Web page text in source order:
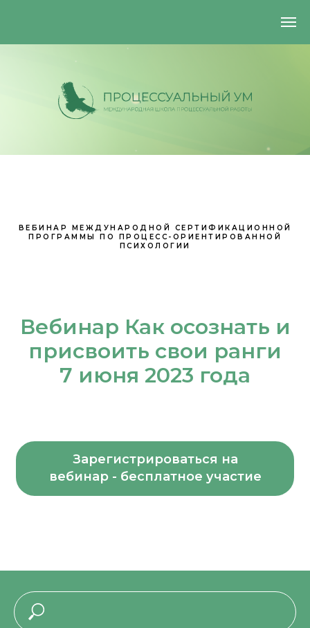
ВЕБИНАР МЕЖДУНАРОДНОЙ СЕРТИФИКАЦИОННОЙ
ПРОГРАММЫ ПО ПРОЦЕСС-ОРИЕНТИРОВАННОЙ
ПСИХОЛОГИИ
Вебинар Как осознать и
присвоить свои ранги
7 июня 2023 года
Зарегистрироваться на
вебинар - бесплатное участие